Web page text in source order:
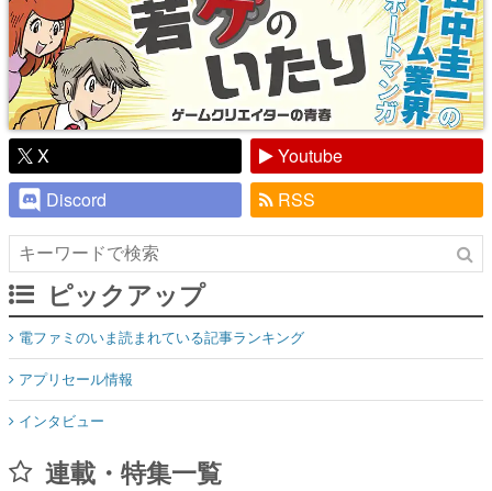
X
Youtube
Discord
RSS
ピックアップ
電ファミのいま読まれている記事ランキング
アプリセール情報
インタビュー
連載・特集一覧